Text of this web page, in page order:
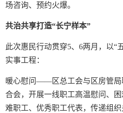
场咨询、预约火爆。
共治共享打造“长宁样本”
此次惠民行动贯穿5、6两月，以“
实事工程：
暖心慰问——区总工会与区房管局
合会，开展一线职工高温慰问、
难职工、优秀职工代表，传递组织